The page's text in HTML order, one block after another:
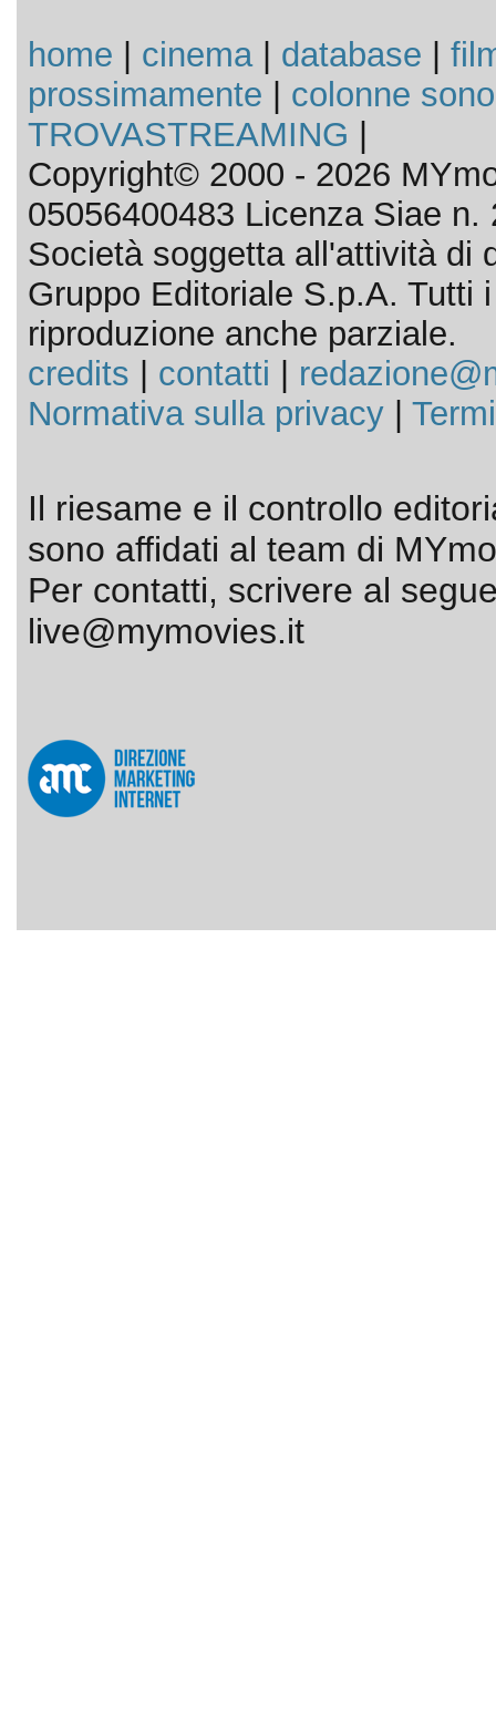
home cinema| database
prossimamente
colonne
TROVASTREAMING
Copyright© 2000 - 2026
05056400483 Licenza Siae n.
Società soggetta all'attività di
Gruppo Editoriale S.p.A. Tutti
riproduzione anche parziale.
credits
contatti
Normativa sulla privacy|
Il riesame e il controllo
sono affidati al team di
Per contatti, scrivere al
live@mymovies.it